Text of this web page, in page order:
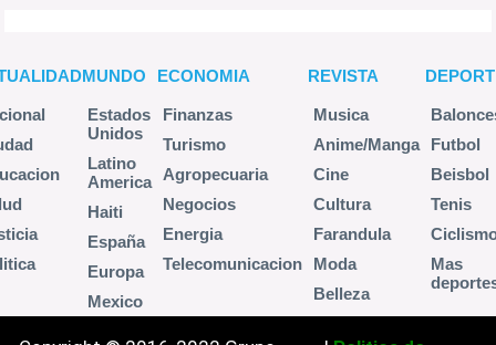
MUNDO
Estados
Unidos
Latino
America
Haiti
España
Europa
Mexico
ECONOMIA
Finanzas
Turismo
Agropecuaria
Negocios
Energia
Telecomunicacion
REVISTA
Musica
Anime/Manga
Cine
Cultura
Farandula
Moda
Belleza
Futbol
Beisbol
Tenis
Mas